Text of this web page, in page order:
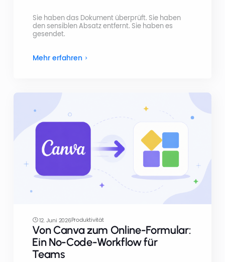
Sie haben das Dokument überprüft. Sie haben
den sensiblen Absatz entfernt. Sie haben es
gesendet.
Mehr erfahren
12. Juni 2026Produktivität
Von Canva zum Online-Formular:
Ein No-Code-Workflow für
Teams